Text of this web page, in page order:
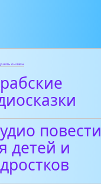
онлайн
повести
детей и